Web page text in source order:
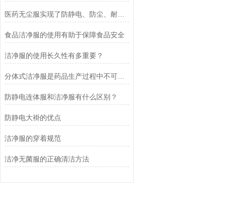
医药无尘服实现了防静电、防尘、耐灭菌等核心功能
食品洁净服的使用有助于保障食品安全
洁净服的使用长久性有多重要？
分体式洁净服是药品生产过程中不可少的防护装备
防静电连体服和洁净服有什么区别？
防静电大褂的优点
洁净服的穿着规范
洁净无菌服的正确清洁方法